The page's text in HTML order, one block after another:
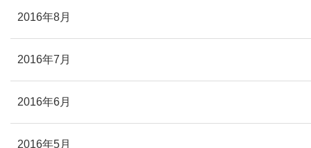
2016年8月
2016年7月
2016年6月
2016年5月